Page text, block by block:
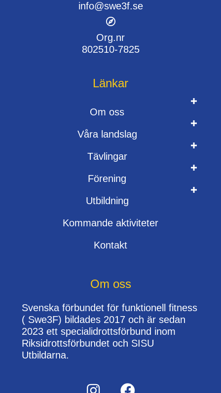
info@swe3f.se
Org.nr
802510-7825
Länkar
Om oss
Våra landslag
Tävlingar
Förening
Utbildning
Kommande aktiviteter
Kontakt
Om oss
Svenska förbundet för funktionell fitness
( Swe3F) bildades 2017 och är sedan
2023 ett specialidrottsförbund inom
Riksidrottsförbundet och SISU
Utbildarna.